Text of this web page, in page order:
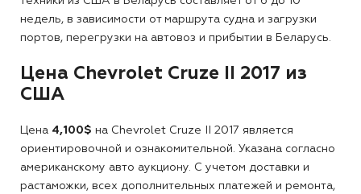
недель, в зависимости от маршрута судна и загрузки
портов, перегрузки на автовоз и прибытии в Беларусь.
Цена Chevrolet Cruze II 2017 из
США
Цена 4,100$ на Chevrolet Cruze II 2017 является
ориентировочной и ознакомительной. Указана согласно
американскому авто аукциону. С учетом доставки и
растаможки, всех дополнительных платежей и ремонта,